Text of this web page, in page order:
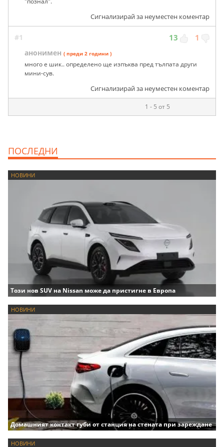
Сигнализирай за неуместен коментар
#1 13 1
анонимен ( преди 2 години )
много е шик.. определено ще изпъква пред тълпата други
мини-сув.
Сигнализирай за неуместен коментар
1 - 5 от 5
ПОСЛЕДНИ
НОВИНИ
Този нов SUV на Nissan може да пристигне в Европа
НОВИНИ
Домашният контакт губи от станция на стената при зареждане
НОВИНИ